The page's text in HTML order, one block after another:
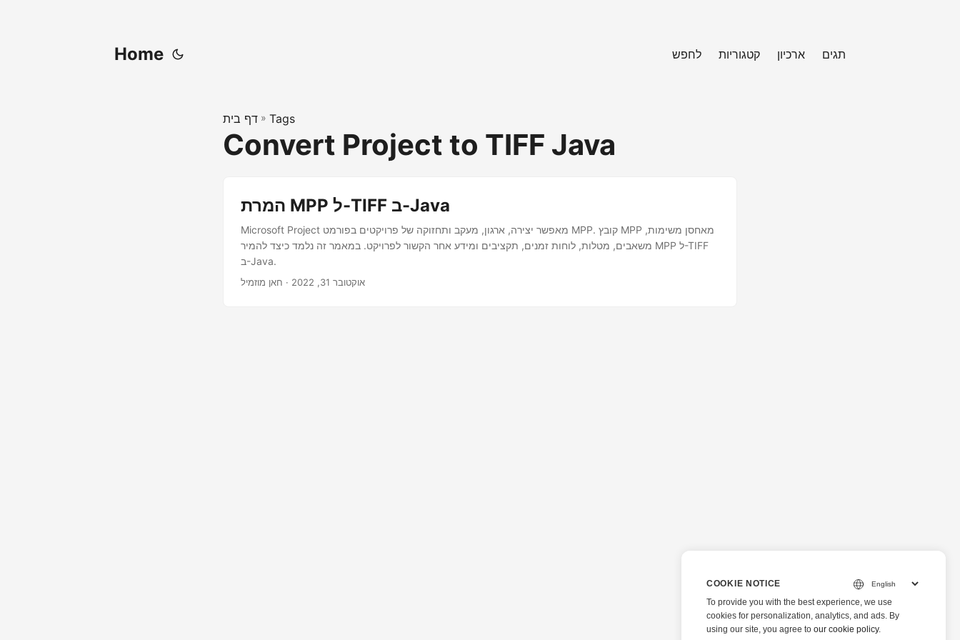
Home לחפש קטגוריות ארכיון תגים
דף בית » Tags
Convert Project to TIFF Java
המרת MPP ל-TIFF ב-Java
Microsoft Project מאפשר יצירה, ארגון, מעקב ותחזוקה של פרויקטים בפורמט MPP. קובץ MPP מאחסן משימות,
משאבים, מטלות, לוחות זמנים, תקציבים ומידע אחר הקשור לפרויקט. במאמר זה נלמד כיצד להמיר MPP ל-TIFF
ב-Java.
אוקטובר 31, 2022 · חאן מוזמיל
COOKIE NOTICE
To provide you with the best experience, we use
cookies for personalization, analytics, and ads. By
using our site, you agree to our cookie policy.